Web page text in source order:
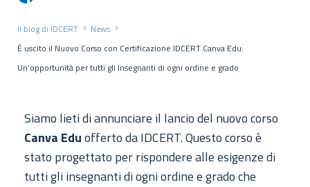
Il blog di IDCERT
News
È uscito il Nuovo Corso con Certificazione IDCERT Canva Edu:
Un’opportunità per tutti gli Insegnanti di ogni ordine e grado
Siamo lieti di annunciare il lancio del nuovo corso
Canva Eduofferto da IDCERT. Questo corso è
stato progettato per rispondere alle esigenze di
tutti gli insegnanti di ogni ordine e grado che